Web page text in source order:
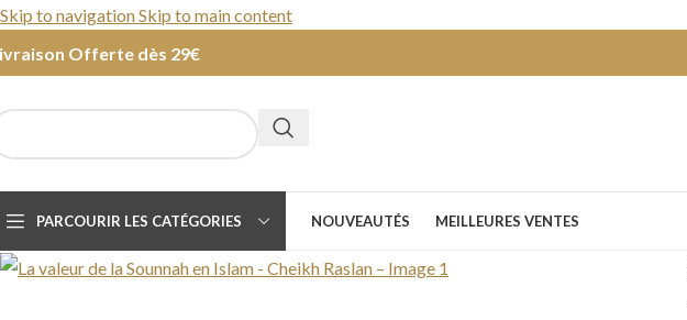
Skip to navigationSkip to main content
Offerte dès 29€
PARCOURIR LES CATÉGORIES NOUVEAUTÉS MEILLEURES VENTES